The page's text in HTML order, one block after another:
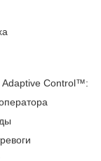
Adaptive Control™: